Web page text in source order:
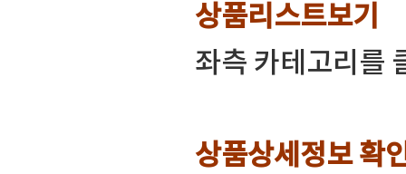
상품리스트보기
좌측 카테고리를
상품상세정보 확